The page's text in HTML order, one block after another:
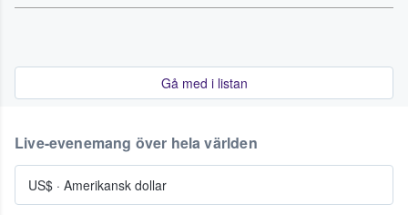
Gå med i listan
Live-evenemang över hela världen
US$ · Amerikansk dollar